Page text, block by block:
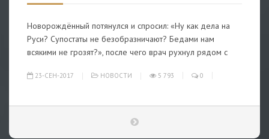
Новорождённый потянулся и спросил: «Ну как дела на
Руси? Супостаты не безобразничают? Бедами нам
всякими не грозят?», после чего врач рухнул рядом с
23-СЕН-2017 НОВОСТИ 5 793 0